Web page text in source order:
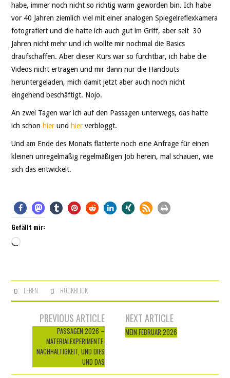
habe, immer noch nicht so richtig warm geworden bin. Ich habe
vor 40 Jahren ziemlich viel mit einer analogen Spiegelreflexkamera
fotografiert und die hatte ich auch gut im Griff, aber seit 30
Jahren nicht mehr und ich wollte mir nochmal die Basics
draufschaffen. Aber dieser Kurs war so furchtbar, ich habe die
Videos nicht ertragen und mir dann nur die Handouts
heruntergeladen, mich damit jetzt aber auch noch nicht
eingehend beschäftigt. Nojo.
An zwei Tagen war ich auf den Passagen unterwegs, das hatte
ich schon hier und hier verbloggt.
Und am Ende des Monats flatterte noch eine Anfrage für einen
kleinen unregelmäßig regelmäßigen Job herein, mal schauen, wie
sich das entwickelt.
Gefällt mir:
Wird
LEBEN RÜCKBLICK
Artikel-
Navigation
PREVIOUS ARTICLE
PASSAGEN 2026 –
MATERIALEXPERIMENTE,
NACHHALTIGKEIT, UND DIES
UND DAS
NEXT ARTICLE
MEIN FEBRUAR 2026